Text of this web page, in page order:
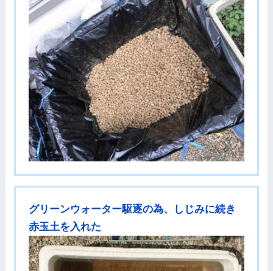
グリーンウォーター駆逐の為、しじみに続き
赤玉土を入れた